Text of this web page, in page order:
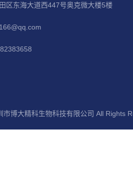
区东海大道西447号奥克微大楼5楼
市博大精科生物科技有限公司 All Rights